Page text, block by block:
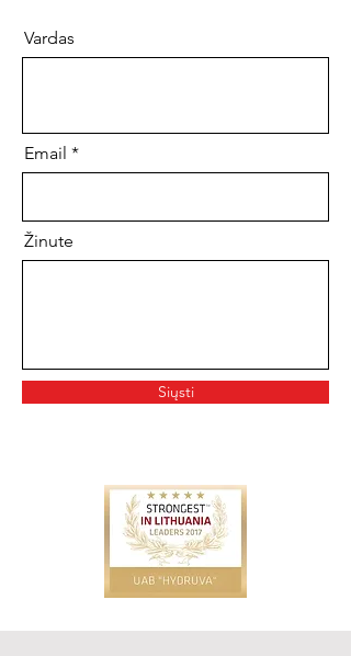
Vardas
Email
Žinute
Siųsti